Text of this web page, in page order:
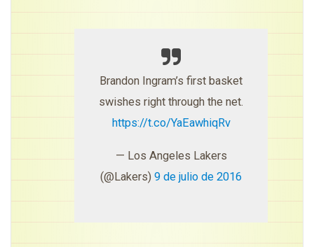
Brandon Ingram’s first basket
swishes right through the net.
https://t.co/YaEawhiqRv
— Los Angeles Lakers
(@Lakers) 9 de julio de 2016